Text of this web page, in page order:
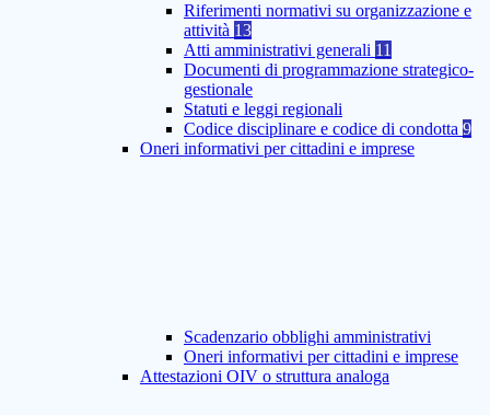
Riferimenti normativi su organizzazione e
attività 13
Atti amministrativi generali 11
Documenti di programmazione strategico-
gestionale
Statuti e leggi regionali
Codice disciplinare e codice di condotta 9
Oneri informativi per cittadini e imprese
Scadenzario obblighi amministrativi
Oneri informativi per cittadini e imprese
Attestazioni OIV o struttura analoga